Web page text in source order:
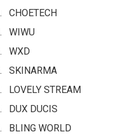
CHOETECH
WIWU
WXD
SKINARMA
LOVELY STREAM
DUX DUCIS
BLING WORLD